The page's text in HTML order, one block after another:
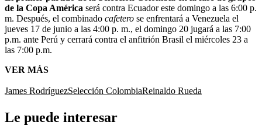
de la Copa América será contra Ecuador este domingo a las 6:00 p.
m. Después, el combinado cafetero se enfrentará a Venezuela el
jueves 17 de junio a las 4:00 p. m., el domingo 20 jugará a las 7:00
p.m. ante Perú y cerrará contra el anfitrión Brasil el miércoles 23 a
las 7:00 p.m.
VER MÁS
James RodríguezSelección ColombiaReinaldo Rueda
Le puede interesar